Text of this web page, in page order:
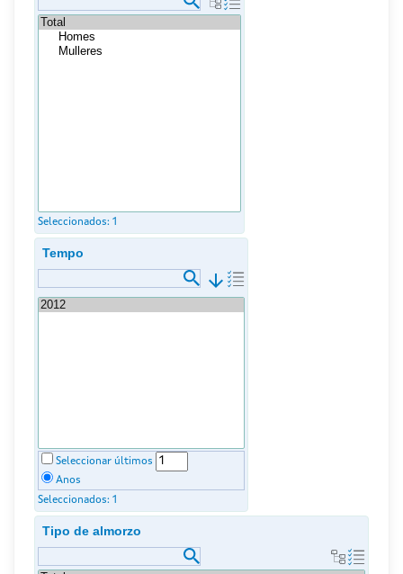
Seleccionados: 1
Tempo
arrow_downward
Seleccionar últimos
Anos
Seleccionados: 1
Tipo de almorzo